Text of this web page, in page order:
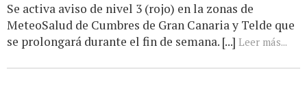
Se activa aviso de nivel 3 (rojo) en la zonas de
MeteoSalud de Cumbres de Gran Canaria y Telde que
se prolongará durante el fin de semana. [...] Leer más...